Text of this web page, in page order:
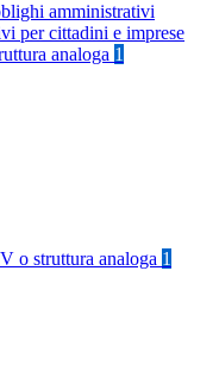
amministrativi
per cittadini e imprese
analoga 1
o struttura analoga 1